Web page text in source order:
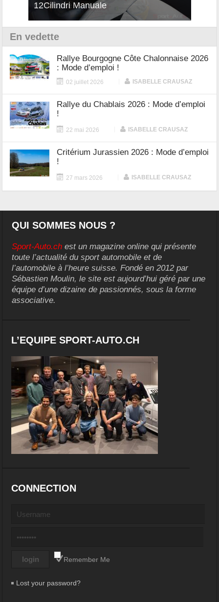
12Cilindri Manuale
En vedette
Rallye Bourgogne Côte Chalonnaise 2026
: Mode d’emploi !
02 juillet 2026 ISABELLE CRAUSAZ
Rallye du Chablais 2026 : Mode d’emploi
!
22 mai 2026 ISABELLE CRAUSAZ
Critérium Jurassien 2026 : Mode d’emploi
!
27 mars 2026 ISABELLE CRAUSAZ
QUI SOMMES NOUS ?
Sport-Auto.ch est un magazine online qui présente
toute l’actualité du sport automobile et de
l’automobile à l’heure suisse. Fondé en 2012 par
Sébastien Moulin, le site est aujourd’hui géré par une
équipe d’une dizaine de passionnés, sous la forme
associative.
L’EQUIPE SPORT-AUTO.CH
CONNECTION
Remember Me
Lost your password?